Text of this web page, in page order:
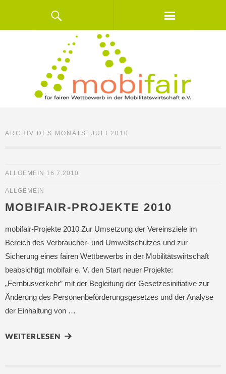
ARCHIV DES MONATS: JULI 2010
ALLGEMEIN 16.7.2010
ALLGEMEIN
MOBIFAIR-PROJEKTE 2010
mobifair-Projekte 2010 Zur Umsetzung der Vereinsziele im
Bereich des Verbraucher- und Umweltschutzes und zur
Sicherung eines fairen Wettbewerbs in der Mobilitätswirtschaft
beabsichtigt mobifair e. V. den Start neuer Projekte:
„Fernbusverkehr” mit der Begleitung der Gesetzesinitiative zur
Änderung des Personenbeförderungsgesetzes und der Analyse
der Einhaltung von …
WEITERLESEN